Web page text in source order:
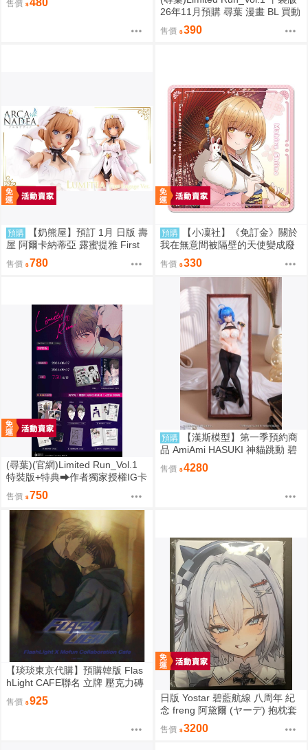
售價 480
26年11月預購 尋葉 漫畫 BL 買動
漫
售價 390
預購
【奶熊屋】預訂 1月 日版 壽
屋 阿爾卡納蒂亞 露蜜提雅 First
Engage 一般版 組裝模型 0816
售價 780
預購
【小凜社】《免訂金》關於
我在無意間被隔壁的天使變成廢
柴這件事2 椎名真晝 新年 萬聖節
紅葉 聖誕節 杯墊
售價 330
(尋葉)(官網)Limited Run_Vol.1
特裝版+特典⮕作者獨家授權IG卡
*1、作者獨家授權透卡*1(9/7預購
結束後將不提供) 26年11月預購
尋葉 漫畫特裝版 BL 買動漫
售價 750
預購
【漢斯模型】第一季預約商
品 AmiAmi HASUKI 神貓跳動 碧
藍航線 聖路易斯 抱枕圖原畫 1/6
PVC
售價 4280
【琰琰東京代購】預購韓版 Flas
hLight CAFE聯名 立牌 壓克力磚
小卡 19R 明信片組 插圖卡組 收
藏冊 艾倫 有鎮
售價 925
日版 Yostar 碧藍航線 八周年 紀
念 freng 阿黛爾 (ヤーデ) 抱枕套
售價 3200